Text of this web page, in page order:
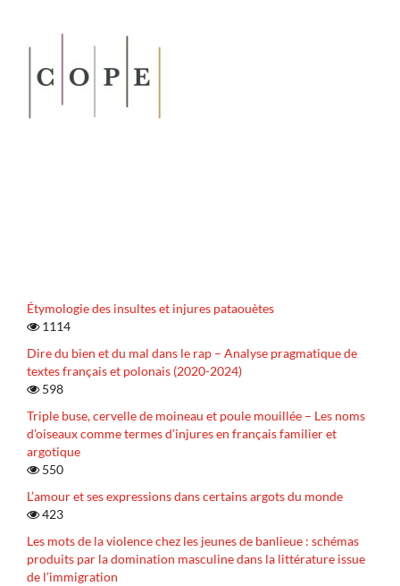
Étymologie des insultes et injures pataouètes
1114
Dire du bien et du mal dans le rap – Analyse pragmatique de
textes français et polonais (2020-2024)
598
Triple buse, cervelle de moineau et poule mouillée – Les noms
d’oiseaux comme termes d’injures en français familier et
argotique
550
L’amour et ses expressions dans certains argots du monde
423
Les mots de la violence chez les jeunes de banlieue : schémas
produits par la domination masculine dans la littérature issue
de l’immigration